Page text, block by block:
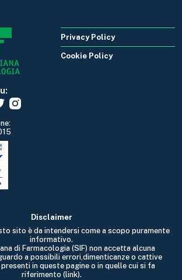
Disclaimer
sito è da intendersi come a scopo puramente
informativo.
di Farmacologia (SIF) non accetta alcuna
a possibili errori,dimenticanze o cattive
in queste pagine o in quelle cui si fa
riferimento (link).
Privacy Policy
Cookie Policy